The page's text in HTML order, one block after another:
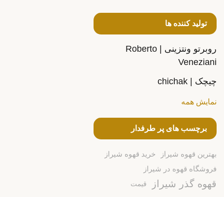
تولید کننده ها
روبرتو ونتزینی | Roberto
Veneziani
چیچک | chichak
نمایش همه
برچسب های پر طرفدار
بهترین قهوه شیراز
خرید قهوه شیراز
فروشگاه قهوه در شیراز
قهوه گذر شیراز قیمت